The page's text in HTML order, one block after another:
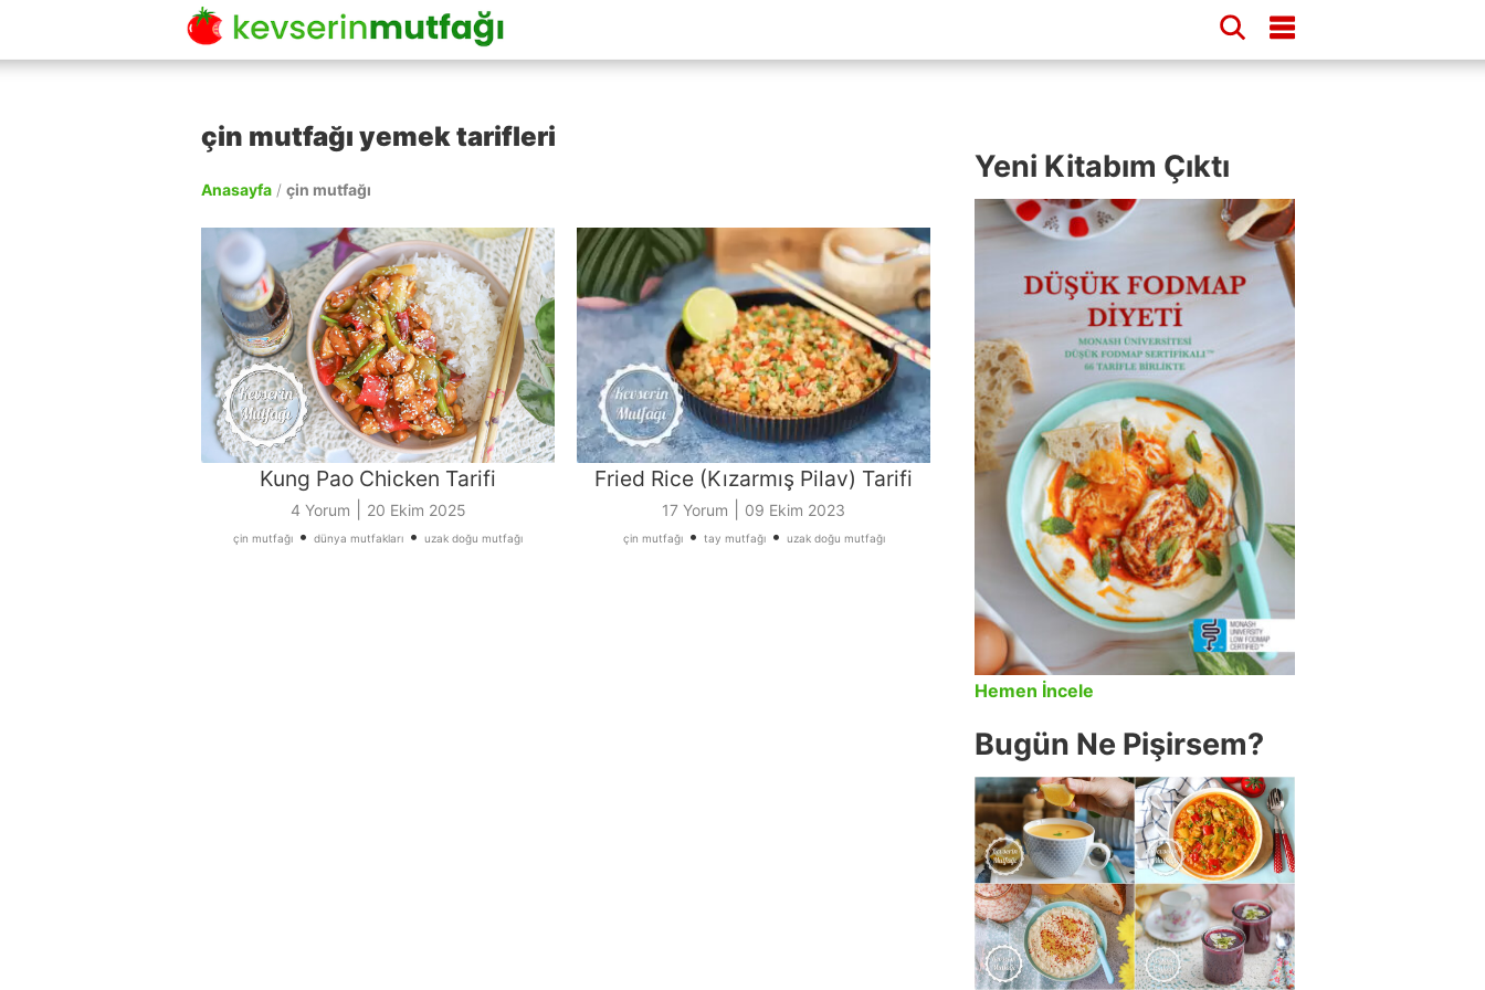
çin mutfağı yemek tarifleri
Anasayfa / çin mutfağı
Kung Pao Chicken Tarifi
4 Yorum 20 Ekim 2025
çin mutfağı • dünya mutfakları • uzak doğu mutfağı
Fried Rice (Kızarmış Pilav) Tarifi
17 Yorum 09 Ekim 2023
çin mutfağı• tay mutfağı• uzak doğu mutfağı
Yeni Kitabım Çıktı
Hemen İncele
Bugün Ne Pişirsem?